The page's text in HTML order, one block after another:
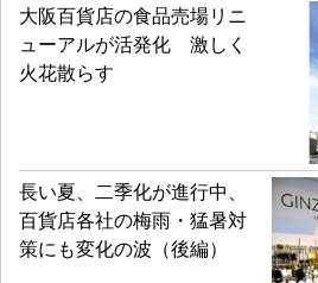
大阪百貨店の食品売場リニ
ューアルが活発化 激しく
火花散らす
長い夏、二季化が進行中、
百貨店各社の梅雨・猛暑対
策にも変化の波（後編）